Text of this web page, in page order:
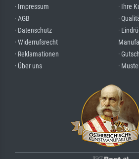
· Impressum
· AGB
· Datenschutz
· Widerrufsrecht
· Reklamationen
· Über uns
· Ihre
·
·
·
·